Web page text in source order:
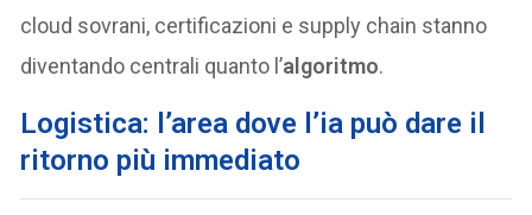
cloud sovrani, certificazioni e supply chain stanno
diventando centrali quanto l’algoritmo.
Logistica: l’area dove l’ia può dare il
ritorno più immediato